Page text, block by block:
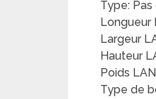
Type:
Longueur
Largeur
Hauteur
Poids
Type de